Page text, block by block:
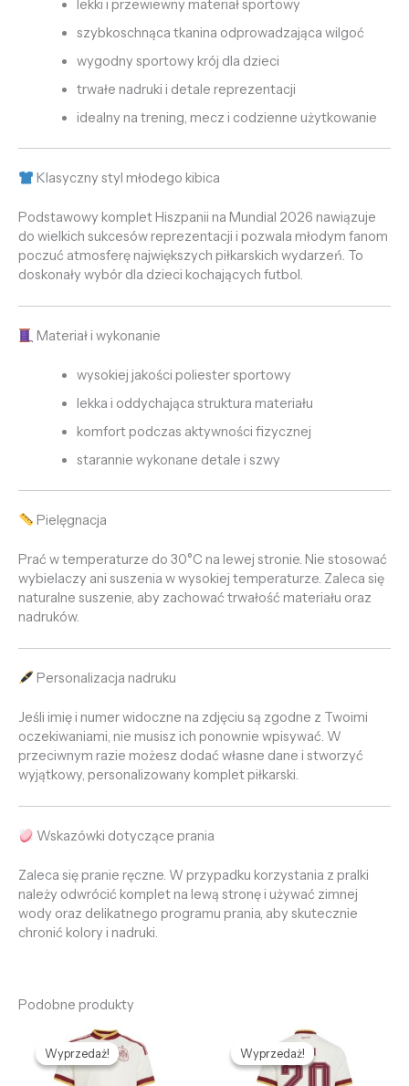
lekki i przewiewny materiał sportowy
szybkoschnąca tkanina odprowadzająca wilgoć
wygodny sportowy krój dla dzieci
trwałe nadruki i detale reprezentacji
idealny na trening, mecz i codzienne użytkowanie
Klasyczny styl młodego kibica
Podstawowy komplet Hiszpanii na Mundial 2026 nawiązuje
do wielkich sukcesów reprezentacji i pozwala młodym fanom
poczuć atmosferę największych piłkarskich wydarzeń. To
doskonały wybór dla dzieci kochających futbol.
Materiał i wykonanie
wysokiej jakości poliester sportowy
lekka i oddychająca struktura materiału
komfort podczas aktywności fizycznej
starannie wykonane detale i szwy
Pielęgnacja
Prać w temperaturze do 30°C na lewej stronie. Nie stosować
wybielaczy ani suszenia w wysokiej temperaturze. Zaleca się
naturalne suszenie, aby zachować trwałość materiału oraz
nadruków.
Personalizacja nadruku
Jeśli imię i numer widoczne na zdjęciu są zgodne z Twoimi
oczekiwaniami, nie musisz ich ponownie wpisywać. W
przeciwnym razie możesz dodać własne dane i stworzyć
wyjątkowy, personalizowany komplet piłkarski.
Wskazówki dotyczące prania
Zaleca się pranie ręczne. W przypadku korzystania z pralki
należy odwrócić komplet na lewą stronę i używać zimnej
wody oraz delikatnego programu prania, aby skutecznie
chronić kolory i nadruki.
Podobne produkty
Wyprzedaż!
Wyprzedaż!
Pierwotna
cena
wynosiła:
468,95 zł.
Aktualna
cena
wynosi:
125,89 zł.
Wyprzedaż!
Wyprzedaż!
Pierwotna
cena
wynosiła:
468,95 zł.
Aktualna
cena
wynosi:
125,89 zł.